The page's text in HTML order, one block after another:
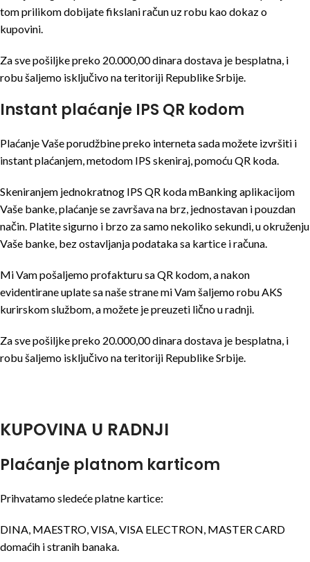
tom prilikom dobijate fikslani račun uz robu kao dokaz o
kupovini.
Za sve pošiljke preko 20.000,00 dinara dostava je besplatna, i
robu šaljemo isključivo na teritoriji Republike Srbije.
Instant plaćanje IPS QR kodom
Plaćanje Vaše porudžbine preko interneta sada možete izvršiti i
instant plaćanjem, metodom IPS skeniraj, pomoću QR koda.
Skeniranjem jednokratnog IPS QR koda mBanking aplikacijom
Vaše banke, plaćanje se završava na brz, jednostavan i pouzdan
način. Platite sigurno i brzo za samo nekoliko sekundi, u okruženju
Vaše banke, bez ostavljanja podataka sa kartice i računa.
Mi Vam pošaljemo profakturu sa QR kodom, a nakon
evidentirane uplate sa naše strane mi Vam šaljemo robu AKS
kurirskom službom, a možete je preuzeti lično u radnji.
Za sve pošiljke preko 20.000,00 dinara dostava je besplatna, i
robu šaljemo isključivo na teritoriji Republike Srbije.
KUPOVINA U RADNJI
Plaćanje platnom karticom
Prihvatamo sledeće platne kartice:
DINA, MAESTRO, VISA, VISA ELECTRON, MASTER CARD
domaćih i stranih banaka.